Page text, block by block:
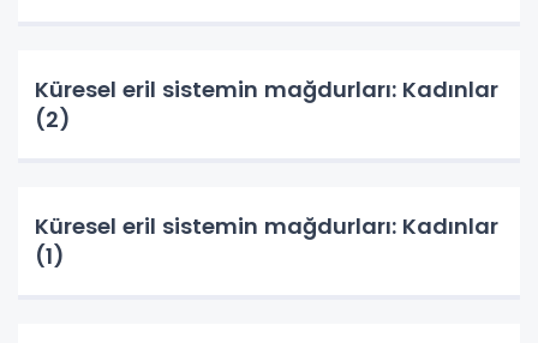
Küresel eril sistemin mağdurları: Kadınlar
(2)
Küresel eril sistemin mağdurları: Kadınlar
(1)